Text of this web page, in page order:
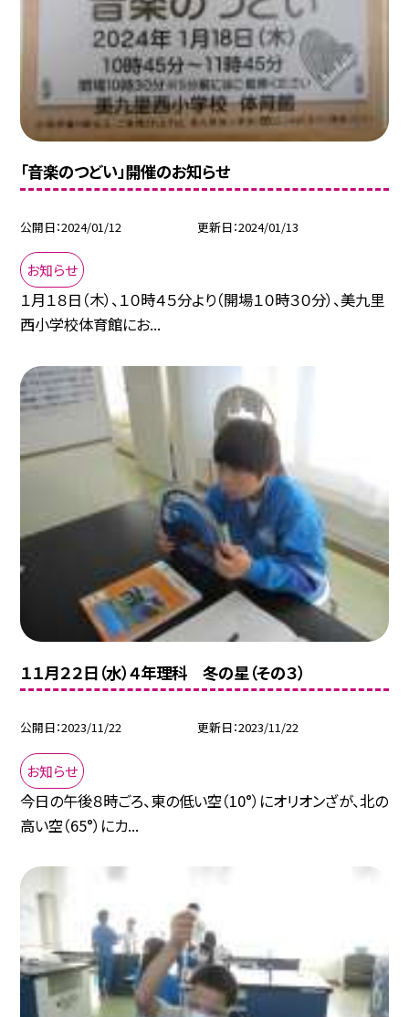
「音楽のつどい」開催のお知らせ
公開日 2024/01/12 更新日 2024/01/13
お知らせ
１月１８日（木）、１０時４５分より（開場１０時３０分）、美九里
西小学校体育館にお...
１１月２２日（水）４年理科 冬の星（その３）
公開日 2023/11/22 更新日 2023/11/22
お知らせ
今日の午後８時ごろ、東の低い空（10°）にオリオンざが、北の
高い空（65°）にカ...